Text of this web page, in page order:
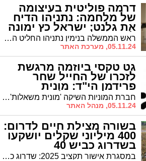
דרמה פוליטית בעיצומה
של מלחמה: נתניהו הדיח
את גלנט; ישראל כץ ימונה
לשר הביטחון ראש הממשלה בנימין נתניהו החליט הערב להדיח את שר הביטחון יואב גלנט מתפקידו. על פי ההודעה, השר ישראל כץ יתמנה לתפקיד שר הביטחון. השר גדעון סער ימונה לשר החוץ
05.11.24, מערכת האתר
גט טקסי ביוזמה מרגשת
לזכרו של החייל שחר
פרידמן הי"ד: מונית
שתגשים משאלות חברת המוניות השיקה 'מונית משאלות' שתסייע להגשמת חלומות של חולים
05.11.24, מנהל האתר
בשורה מצילת חיים לדרום:
400 מיליוני שקלים יושקעו
בשדרוג כביש 40
במסגרת אישור תקציב 2025: שדרוג כביש 40 יוצא לביצוע בעלות של יותר מ-400 מיליון שקלים